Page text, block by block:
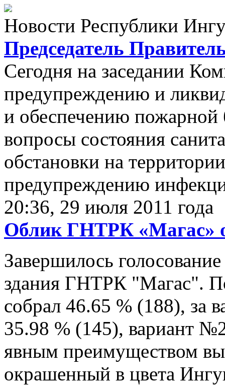
Новости Республики
Председатель
Сегодня на заседании
предупреждению и
и обеспечению пожарной
вопросы состояния
обстановки на
предупреждению
20:36, 29 июля 2011 года
Облик ГНТРК «Магас»
Завершилось
здания ГНТРК "Магас".
собрал 46.65 % (188), за
35.98 % (145), вариант
явным преимуществом
окрашенный в цвета